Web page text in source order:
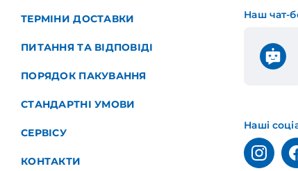
ТЕРМІНИ ДОСТАВКИ
ПИТАННЯ ТА ВІДПОВІДІ
ПОРЯДОК ПАКУВАННЯ
СТАНДАРТНІ УМОВИ
СЕРВІСУ
КОНТАКТИ
Наш чат-
Наші